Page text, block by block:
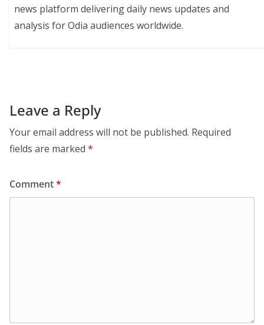
news platform delivering daily news updates and
analysis for Odia audiences worldwide.
Leave a Reply
Your email address will not be published. Required
fields are marked *
Comment*